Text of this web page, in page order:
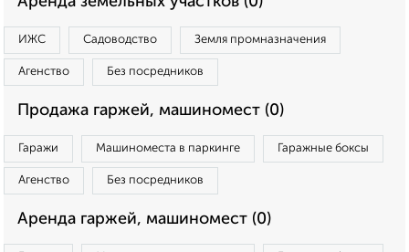
ИЖС Садоводство Земля промназначения
Агенство Без посредников
Продажа гаржей, машиномест (0)
Гаражи Машиноместа в паркинге Гаражные боксы
Агенство Без посредников
Аренда гаржей, машиномест (0)